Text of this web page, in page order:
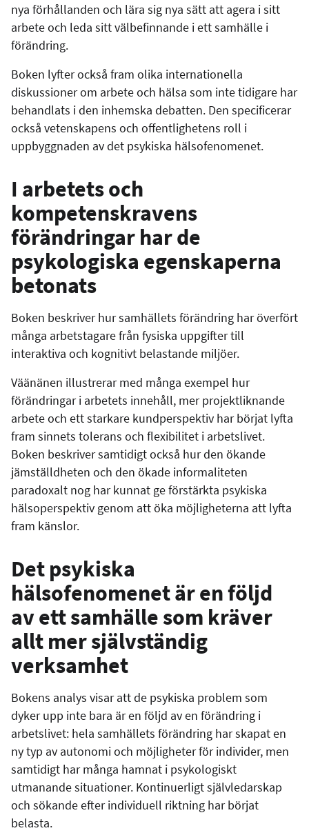
nya förhållanden och lära sig nya sätt att agera i sitt
arbete och leda sitt välbefinnande i ett samhälle i
förändring.
Boken lyfter också fram olika internationella
diskussioner om arbete och hälsa som inte tidigare har
behandlats i den inhemska debatten. Den specificerar
också vetenskapens och offentlighetens roll i
uppbyggnaden av det psykiska hälsofenomenet.
I arbetets och
kompetenskravens
förändringar har de
psykologiska egenskaperna
betonats
Boken beskriver hur samhällets förändring har överfört
många arbetstagare från fysiska uppgifter till
interaktiva och kognitivt belastande miljöer.
Väänänen illustrerar med många exempel hur
förändringar i arbetets innehåll, mer projektliknande
arbete och ett starkare kundperspektiv har börjat lyfta
fram sinnets tolerans och flexibilitet i arbetslivet.
Boken beskriver samtidigt också hur den ökande
jämställdheten och den ökade informaliteten
paradoxalt nog har kunnat ge förstärkta psykiska
hälsoperspektiv genom att öka möjligheterna att lyfta
fram känslor.
Det psykiska
hälsofenomenet är en följd
av ett samhälle som kräver
allt mer självständig
verksamhet
Bokens analys visar att de psykiska problem som
dyker upp inte bara är en följd av en förändring i
arbetslivet: hela samhällets förändring har skapat en
ny typ av autonomi och möjligheter för individer, men
samtidigt har många hamnat i psykologiskt
utmanande situationer. Kontinuerligt självledarskap
och sökande efter individuell riktning har börjat
belasta.